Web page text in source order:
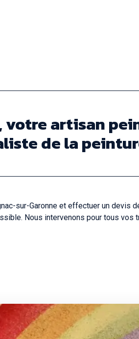
artisan
de la
sur-Garonne et effectuer un
Nous intervenons pour tous vos